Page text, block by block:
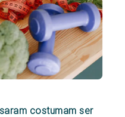
costumam ser